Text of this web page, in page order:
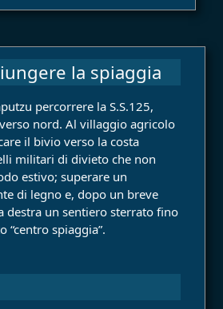
la spiaggia
percorrere la S.S.125,
nord. Al villaggio agricolo
il bivio verso la costa
militari di divieto che non
estivo; superare un
di legno e, dopo un breve
destra un sentiero sterrato fino
“centro spiaggia”.